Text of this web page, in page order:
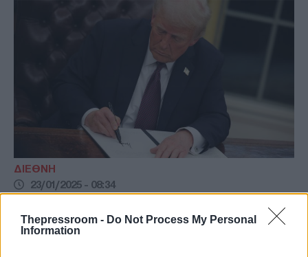
Thepressroom - Do Not Process My Personal
Information
ΔΙΕΘΝΗ
23/01/2025 - 08:34
Αποφασισμένος ο Τραμπ να τελειώνει με
τη woke ατζέντα: Ξηλώνει τα κρατικά